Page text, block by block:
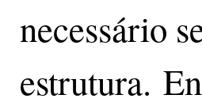
necessário
estrutura.